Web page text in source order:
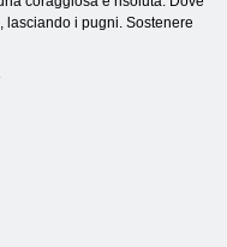
lasciando i pugni. Sostenere